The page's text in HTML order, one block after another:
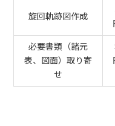
旋回軌跡図作成
必要書類（諸元
表、図面）取り寄
せ